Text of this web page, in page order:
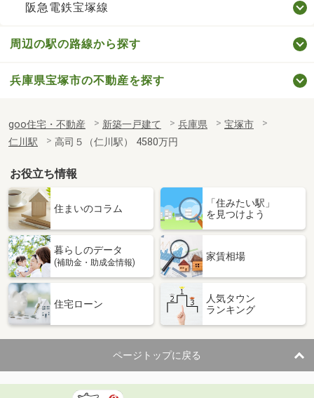
阪急電鉄宝塚線
周辺の駅の路線から探す
兵庫県宝塚市の不動産を探す
goo住宅・不動産 新築一戸建て 兵庫県
宝塚市
仁川駅
高司５（仁川駅） 4580万円
お役立ち情報
住まいのコラム
「住みたい駅」
を見つけよう
暮らしのデータ
(補助金・助成金情報)
家賃相場
住宅ローン
人気タウン
ランキング
ページトップに戻る